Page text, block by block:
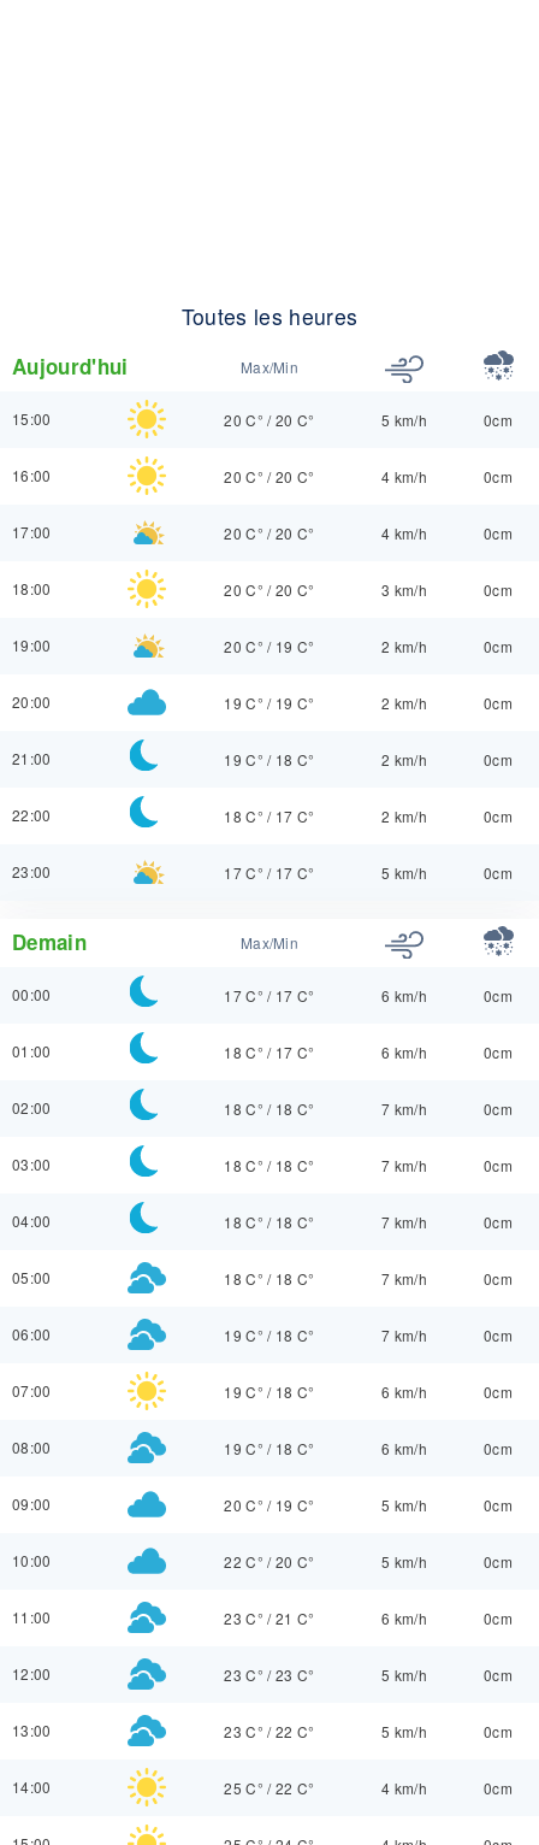
Toutes les heures
Aujourd'hui Max/Min
15:00 20 C° /20 C° 5 km/h 0cm
16:00 20 C° /20 C° 4 km/h 0cm
17:00 20 C° /20 C° 4 km/h 0cm
18:00 20 C° /20 C° 3 km/h 0cm
19:00 20 C° / 19 C° 2 km/h 0cm
20:00 19 C° / 19 C° 2 km/h 0cm
21:00 19 C° / 18 C° 2 km/h 0cm
22:00 18 C° / 17 C° 2 km/h 0cm
23:00 17 C° / 17 C° 5 km/h 0cm
Demain Max/Min
00:00 17 C° / 17 C° 6 km/h 0cm
01:00 18 C° / 17 C° 6 km/h 0cm
02:00 18 C° / 18 C° 7 km/h 0cm
03:00 18 C° / 18 C° 7 km/h 0cm
04:00 18 C° / 18 C° 7 km/h 0cm
05:00 18 C° / 18 C° 7 km/h 0cm
06:00 19 C° / 18 C° 7 km/h 0cm
07:00 19 C° / 18 C° 6 km/h 0cm
08:00 19 C° / 18 C° 6 km/h 0cm
09:00 20 C° / 19 C° 5 km/h 0cm
10:00 22 C° /20 C° 5 km/h 0cm
11:00 23 C° /21 C° 6 km/h 0cm
12:00 23 C° /23 C° 5 km/h 0cm
13:00 23 C° /22 C° 5 km/h 0cm
14:00 25 C° /22 C° 4 km/h 0cm